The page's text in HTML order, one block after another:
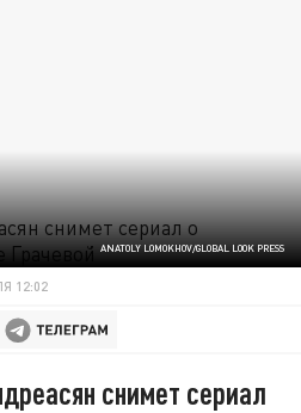
ANATOLY LOMOKHOV/GLOBAL LOOK PRESS
12:02
снимет сериал